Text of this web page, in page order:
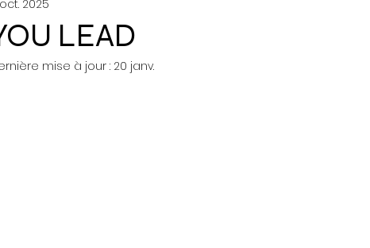
LEAD
2025
mise à jour : 20 janv.